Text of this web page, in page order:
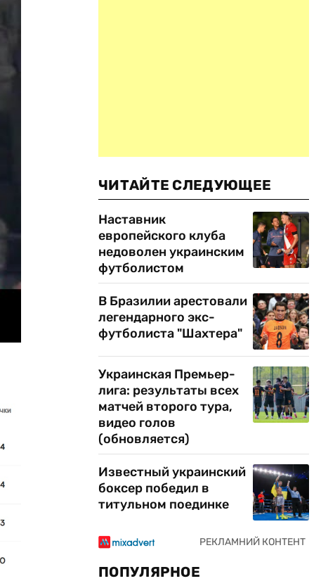
ЧИТАЙТЕ СЛЕДУЮЩЕЕ
Наставник
европейского клуба
недоволен украинским
футболистом
В Бразилии арестовали
легендарного экс-
футболиста "Шахтера"
Украинская Премьер-
лига: результаты всех
матчей второго тура,
видео голов
(обновляется)
Известный украинский
боксер победил в
титульном поединке
ПОПУЛЯРНОЕ